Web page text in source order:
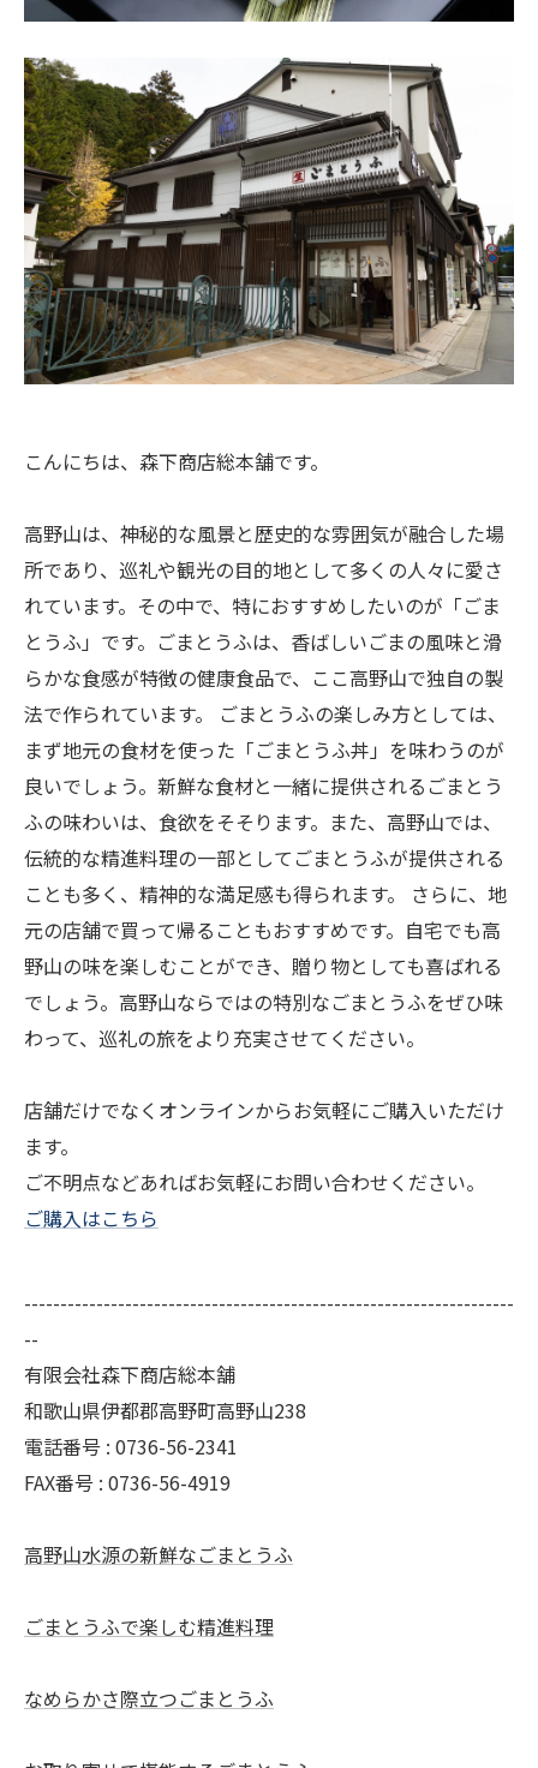
こんにちは、森下商店総本舗です。
高野山は、神秘的な風景と歴史的な雰囲気が融合した場
所であり、巡礼や観光の目的地として多くの人々に愛さ
れています。その中で、特におすすめしたいのが「ごま
とうふ」です。ごまとうふは、香ばしいごまの風味と滑
らかな食感が特徴の健康食品で、ここ高野山で独自の製
法で作られています。 ごまとうふの楽しみ方としては、
まず地元の食材を使った「ごまとうふ丼」を味わうのが
良いでしょう。新鮮な食材と一緒に提供されるごまとう
ふの味わいは、食欲をそそります。また、高野山では、
伝統的な精進料理の一部としてごまとうふが提供される
ことも多く、精神的な満足感も得られます。 さらに、地
元の店舗で買って帰ることもおすすめです。自宅でも高
野山の味を楽しむことができ、贈り物としても喜ばれる
でしょう。高野山ならではの特別なごまとうふをぜひ味
わって、巡礼の旅をより充実させてください。
店舗だけでなくオンラインからお気軽にご購入いただけ
ます。
ご不明点などあればお気軽にお問い合わせください。
ご購入はこちら
--------------------------------------------------------------------
--
有限会社森下商店総本舗
和歌山県伊都郡高野町高野山238
電話番号 : 0736-56-2341
FAX番号 : 0736-56-4919
高野山水源の新鮮なごまとうふ
ごまとうふで楽しむ精進料理
なめらかさ際立つごまとうふ